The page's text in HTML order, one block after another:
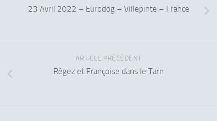
23 Avril 2022 – Eurodog – Villepinte – France
ARTICLE PRÉCÉDENT
Régez et Françoise dans le Tarn